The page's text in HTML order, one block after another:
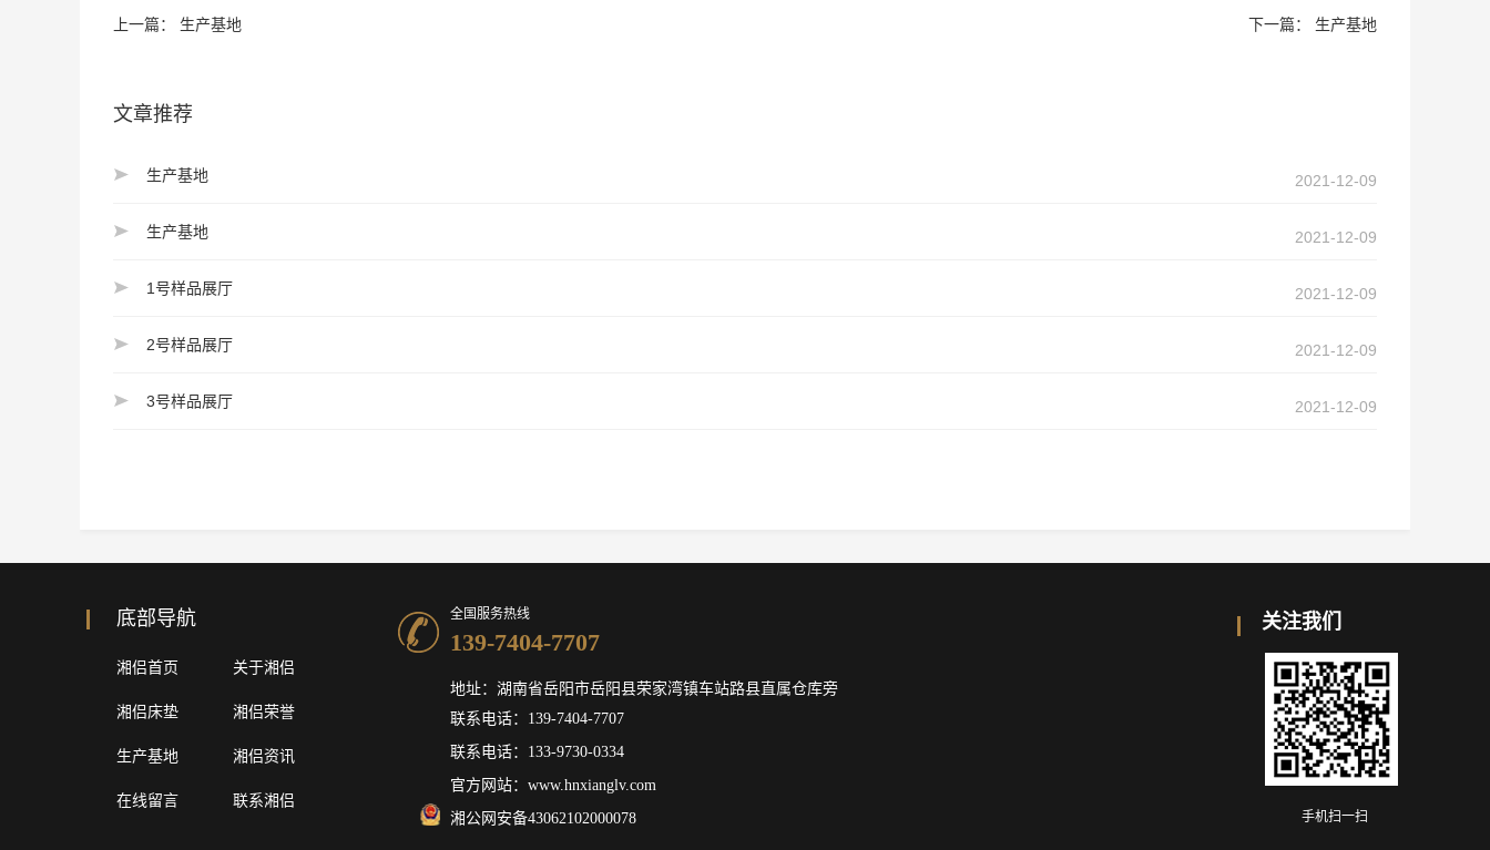
上一篇： 生产基地 下一篇： 生产基地
文章推荐
生产基地 2021-12-09
生产基地 2021-12-09
1号样品展厅 2021-12-09
2号样品展厅 2021-12-09
3号样品展厅 2021-12-09
底部导航
湘侣首页
湘侣床垫
生产基地
在线留言
关于湘侣
湘侣荣誉
湘侣资讯
联系湘侣
关注我们
手机扫一扫
139-7404-7707
全国服务热线
地址：湖南省岳阳市岳阳县荣家湾镇车站路县直属仓库旁
联系电话：139-7404-7707
联系电话：133-9730-0334
官方网站：www.hnxianglv.com
湘公网安备43062102000078